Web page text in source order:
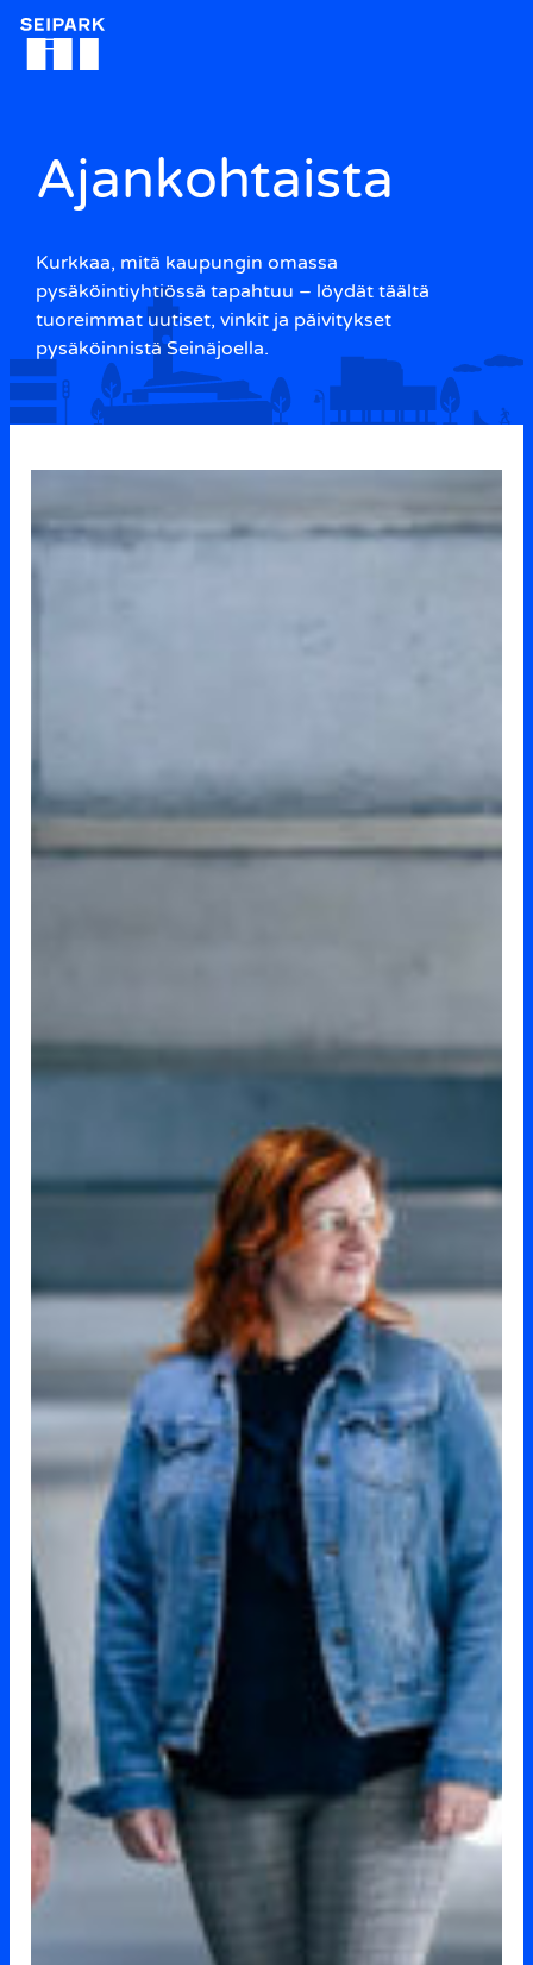
Siirry
sisältöön
Ajankohtaista
Kurkkaa, mitä kaupungin omassa
pysäköintiyhtiössä tapahtuu – löydät täältä
tuoreimmat uutiset, vinkit ja päivitykset
pysäköinnistä Seinäjoella.